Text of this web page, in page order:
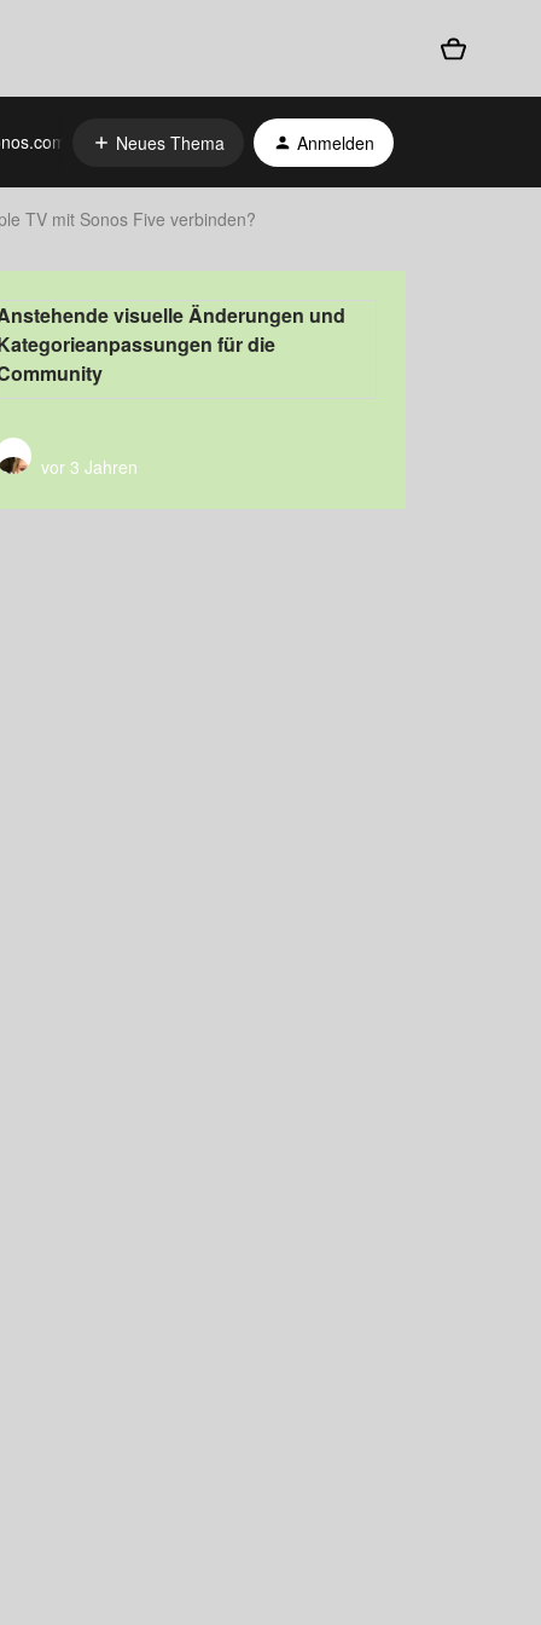
Neues Thema Anmelden
TV mit Sonos Five verbinden?
visuelle Änderungen und
für die
vor 3 Jahren